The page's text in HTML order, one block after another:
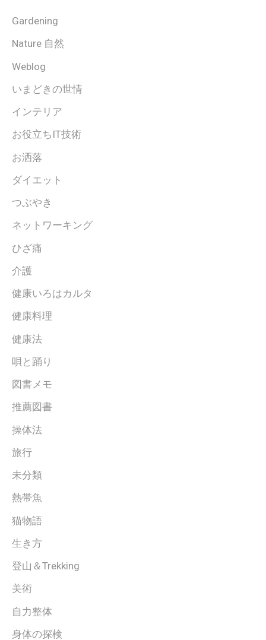
Gardening
Nature 自然
Weblog
いまどきの世情
インテリア
お役立ちIT技術
お洒落
ダイエット
つぶやき
ネットワーキング
ひざ痛
介護
健康いろはカルタ
健康料理
健康法
唄と踊り
図書メモ
推薦図書
操体法
旅行
未分類
熱帯魚
猫物語
生き方
登山＆Trekking
美術
自力整体
身体の探検